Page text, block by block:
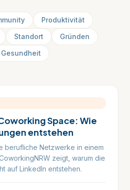
Produktivität
Standort
Gründen
Gesundheit
Space: Wie
entstehen
berufliche Netzwerke in einem
zeigt, warum die
auf LinkedIn entstehen.